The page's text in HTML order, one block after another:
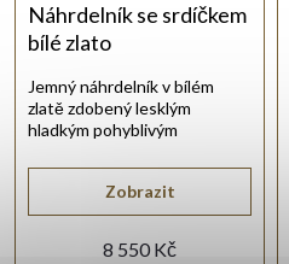
p
r
o
Náhrdelník se srdíčkem
bílé zlato
8 550 Kč
Zobrazit
Jemný náhrdelník v bílém
zlatě zdobený lesklým
hladkým pohyblivým